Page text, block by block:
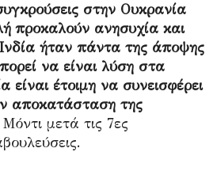
στην Ουκρανία
προκαλούν ανησυχία και
ήταν πάντα της άποψης
να είναι λύση στα
έτοιμη να συνεισφέρει
αποκατάσταση της
μετά τις 7ες